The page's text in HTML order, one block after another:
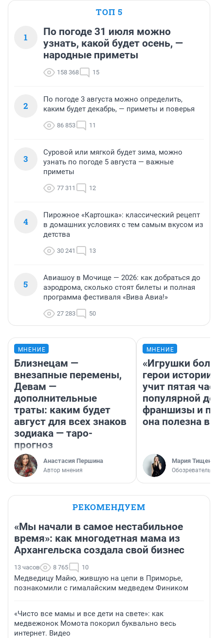
ТОП 5
1
По погоде 31 июля можно
узнать, какой будет осень, —
народные приметы
158 368 15
2
По погоде 3 августа можно определить,
каким будет декабрь, — приметы и поверья
86 853 11
3
Суровой или мягкой будет зима, можно
узнать по погоде 5 августа — важные
приметы
77 311 12
4
Пирожное «Картошка»: классический рецепт
в домашних условиях с тем самым вкусом из
детства
30 241 13
5
Авиашоу в Мочище — 2026: как добраться до
аэродрома, сколько стоят билеты и полная
программа фестиваля «Вива Авиа!»
27 283 50
МНЕНИЕ
Близнецам —
внезапные перемены,
Девам —
дополнительные
траты: каким будет
август для всех знаков
зодиака — таро-
прогноз
Анастасия Першина
Автор мнения
МНЕНИЕ
«Игрушки
герои
учит пятая
популярной
франшизы и
она полезна
Мария Тищенко
Обозреватель
РЕКОМЕНДУЕМ
«Мы начали в самое нестабильное
время»: как многодетная мама из
Архангельска создала свой бизнес
13 часов 8 765 10
Медведицу Майю, жившую на цепи в Приморье,
познакомили с гималайским медведем Фиником
«Чисто все мамы и все дети на свете»: как
медвежонок Момота покорил буквально весь
интернет. Видео